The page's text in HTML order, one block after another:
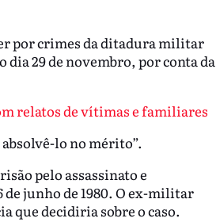
por crimes da ditadura militar
29 de novembro, por conta da
relatos de vítimas e familiares
lo no mérito”.
pelo assassinato e
junho de 1980. O ex-militar
que decidiria sobre o caso.